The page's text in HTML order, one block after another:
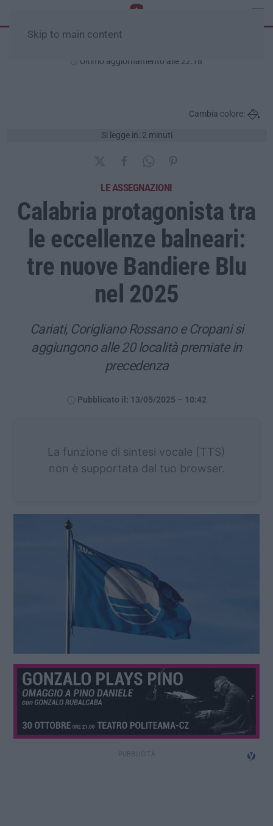
Skip to main content
Ultimo aggiornamento alle 22:18
Si legge in: 2 minuti
Cambia colore:
LE ASSEGNAZIONI
Calabria protagonista tra
le eccellenze balneari:
tre nuove Bandiere Blu
nel 2025
Cariati, Corigliano Rossano e Cropani si
aggiungono alle 20 località premiate in
precedenza
Pubblicato il: 13/05/2025 – 10:42
La funzione di sintesi vocale (TTS)
non è supportata dal tuo browser.